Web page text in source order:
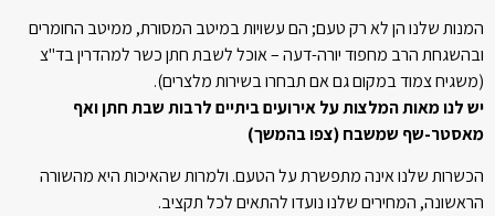
המנות שלנו הן לא רק טעם; הם עשויות במיטב המסורת, ממיטב החומרים
ובהשגחת הרב מחפוד יורה-דעה – אוכל לשבת חתן כשר למהדרין בד"צ
(משגיח צמוד במקום גם אם תבחרו בשירות מלצרים).
יש לנו מאות המלצות על אירועים ביתיים לרבות שבת חתן ואף
מאסטר-שף שמשבח (צפו בהמשך)
הכשרות שלנו אינה מתפשרת על הטעם. ולמרות שהאיכות היא מהשורה
הראשונה, המחירים שלנו נועדו להתאים לכל תקציב.